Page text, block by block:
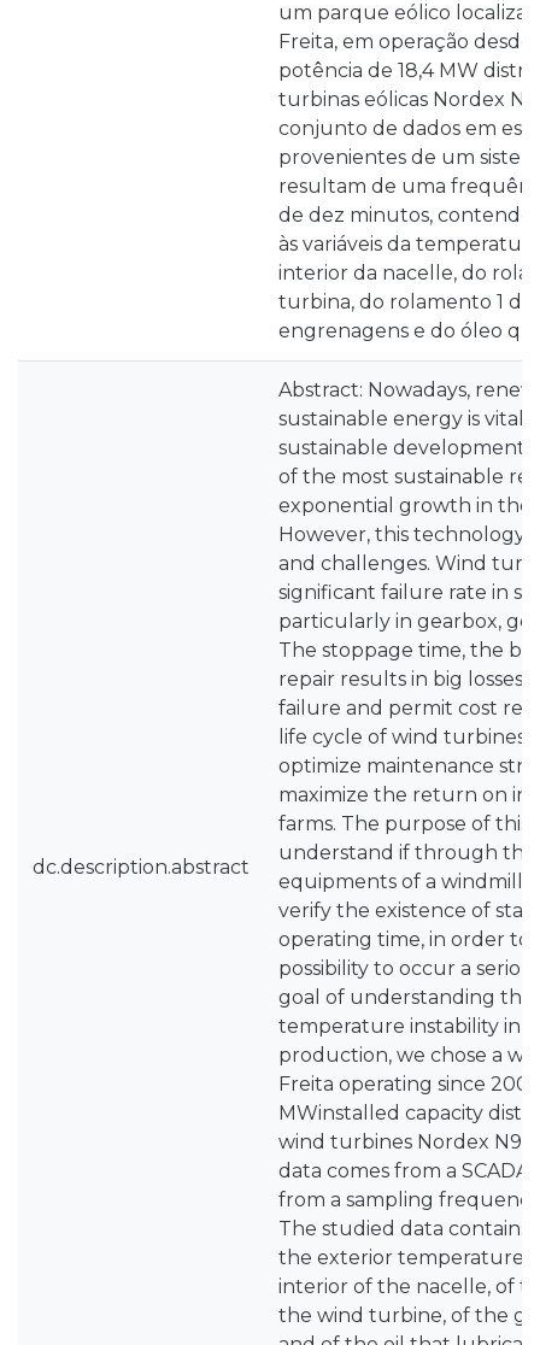
um parque eólico
Freita, em operação
potência de 18,4 MW
turbinas eólicas Nordex
conjunto de dados em
provenientes de um
resultam de uma
de dez minutos, contendo
às variáveis da
interior da nacelle, do
turbina, do rolamento 1 da
engrenagens e do óleo
dc.description.abstract
Abstract: Nowadays,
sustainable energy is vital
sustainable
of the most sustainable
exponential growth in the
However, this technology
and challenges. Wind
significant failure rate in
particularly in gearbox,
The stoppage time, the
repair results in big losses.
failure and permit cost
life cycle of wind turbines,
optimize maintenance
maximize the return on
farms. The purpose of this
understand if through the
equipments of a windmill,
verify the existence of
operating time, in order to
possibility to occur a
goal of understanding
temperature instability in
production, we chose a
Freita operating since
MWinstalled capacity
wind turbines Nordex
data comes from a
from a sampling
The studied data
the exterior temperature
interior of the nacelle, of
the wind turbine, of the